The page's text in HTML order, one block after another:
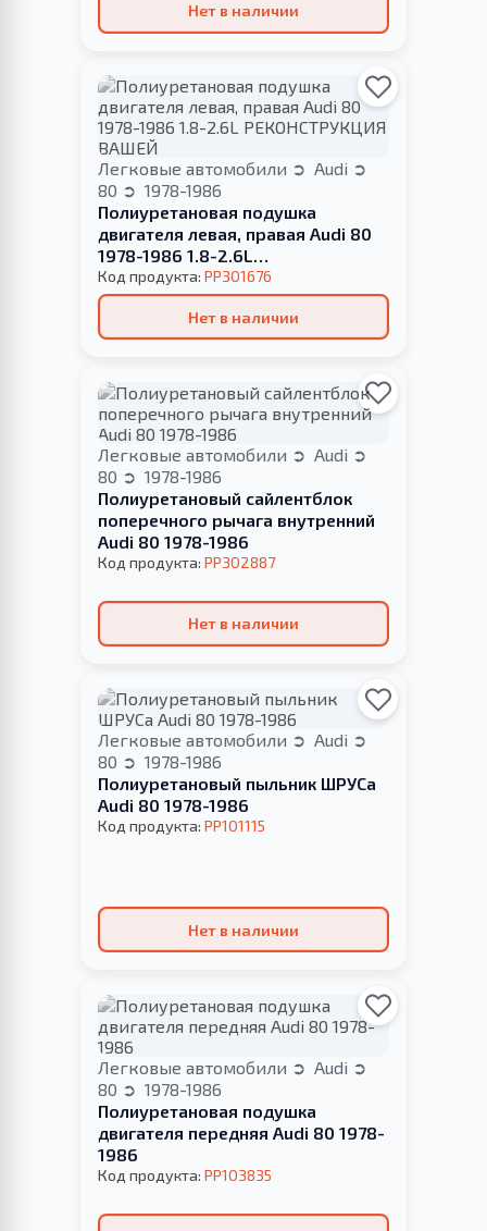
Нет в наличии
Легковые автомобили
Audi
80
1978-1986
Полиуретановая подушка
двигателя левая, правая Audi 80
1978-1986 1.8-2.6L
РЕКОНСТРУКЦИЯ ВАШЕЙ
Код продукта: PP301676
Нет в наличии
Легковые автомобили
Audi
80
1978-1986
Полиуретановый сайлентблок
поперечного рычага внутренний
Audi 80 1978-1986
Код продукта: PP302887
Нет в наличии
Легковые автомобили
Audi
80
1978-1986
Полиуретановый пыльник ШРУСа
Audi 80 1978-1986
Код продукта: PP101115
Нет в наличии
Легковые автомобили
Audi
80
1978-1986
Полиуретановая подушка
двигателя передняя Audi 80 1978-
1986
Код продукта: PP103835